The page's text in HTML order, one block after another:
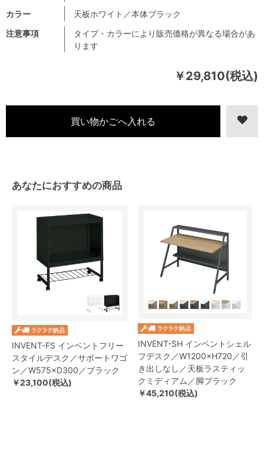
￥29,810(税込)
注意事項
タイプ・カラーにより販売価格が異なる場合があ
ります
カラー
天板ホワイト／本体ブラック
あなたにおすすめの商品
INVENT-FS インベントフリー
スタイルデスク／サポートワゴ
ン／W575×D300／ブラック
￥23,100(税込)
INVENT-SH インベントシェル
フデスク／W1200×H720／引
き出しなし／天板ラスティッ
クミディアム／脚ブラック
￥45,210(税込)